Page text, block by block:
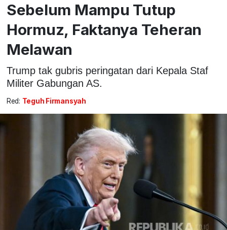
Sebelum Mampu Tutup
Hormuz, Faktanya Teheran
Melawan
Trump tak gubris peringatan dari Kepala Staf
Militer Gabungan AS.
Red: Teguh Firmansyah